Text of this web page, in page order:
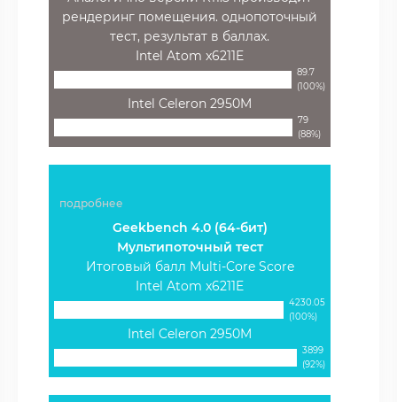
рендеринг помещения. однопоточный
тест, результат в баллах.
Intel Atom x6211E
89.7
(100%)
Intel Celeron 2950M
79
(88%)
подробнее
Geekbench 4.0 (64-бит)
Мультипоточный тест
Итоговый балл Multi-Core Score
Intel Atom x6211E
4230.05
(100%)
Intel Celeron 2950M
3899
(92%)